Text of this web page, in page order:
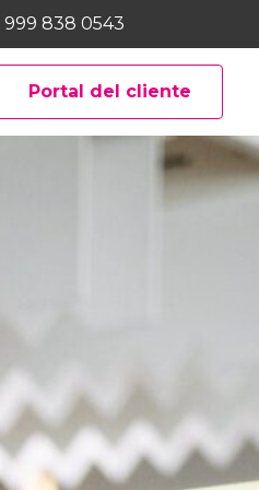
999 838 0543
Portal del cliente